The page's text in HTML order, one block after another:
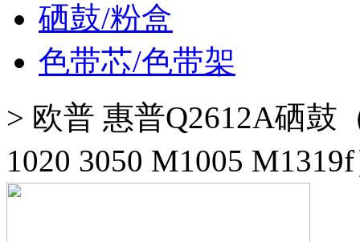
硒鼓/粉盒
色带芯/色带架
> 欧普 惠普Q2612A硒鼓
1020 3050 M1005